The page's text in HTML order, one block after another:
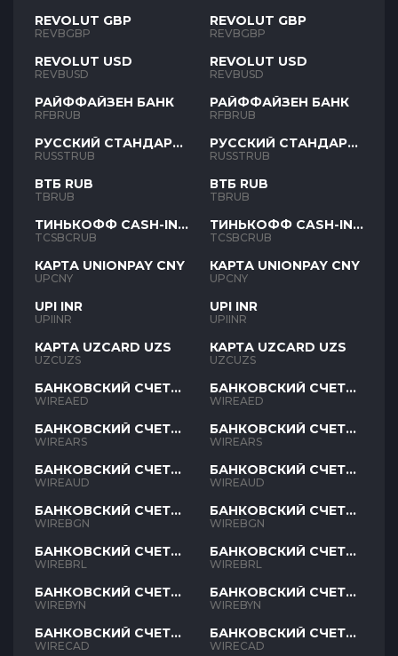
REVOLUT GBP
REVBGBP
REVOLUT USD
REVBUSD
РАЙФФАЙЗЕН БАНК
RFBRUB
РУССКИЙ СТАНДАРТ
RUB
RUSSTRUB
ВТБ RUB
TBRUB
ТИНЬКОФФ CASH-IN
RUB
TCSBCRUB
КАРТА UNIONPAY CNY
UPCNY
UPI INR
UPIINR
КАРТА UZCARD UZS
UZCUZS
БАНКОВСКИЙ СЧЕТ
AED
WIREAED
БАНКОВСКИЙ СЧЕТ
ARS
WIREARS
БАНКОВСКИЙ СЧЕТ
AUD
WIREAUD
БАНКОВСКИЙ СЧЕТ
BGN
WIREBGN
БАНКОВСКИЙ СЧЕТ
BRL
WIREBRL
БАНКОВСКИЙ СЧЕТ
BYN
WIREBYN
БАНКОВСКИЙ СЧЕТ
CAD
WIRECAD
REVOLUT GBP
REVBGBP
REVOLUT USD
REVBUSD
РАЙФФАЙЗЕН БАНК
RFBRUB
РУССКИЙ СТАНДАРТ
RUB
RUSSTRUB
ВТБ RUB
TBRUB
ТИНЬКОФФ CASH-IN
RUB
TCSBCRUB
КАРТА UNIONPAY CNY
UPCNY
UPI INR
UPIINR
КАРТА UZCARD UZS
UZCUZS
БАНКОВСКИЙ СЧЕТ
AED
WIREAED
БАНКОВСКИЙ СЧЕТ
ARS
WIREARS
БАНКОВСКИЙ СЧЕТ
AUD
WIREAUD
БАНКОВСКИЙ СЧЕТ
BGN
WIREBGN
БАНКОВСКИЙ СЧЕТ
BRL
WIREBRL
БАНКОВСКИЙ СЧЕТ
BYN
WIREBYN
БАНКОВСКИЙ СЧЕТ
CAD
WIRECAD